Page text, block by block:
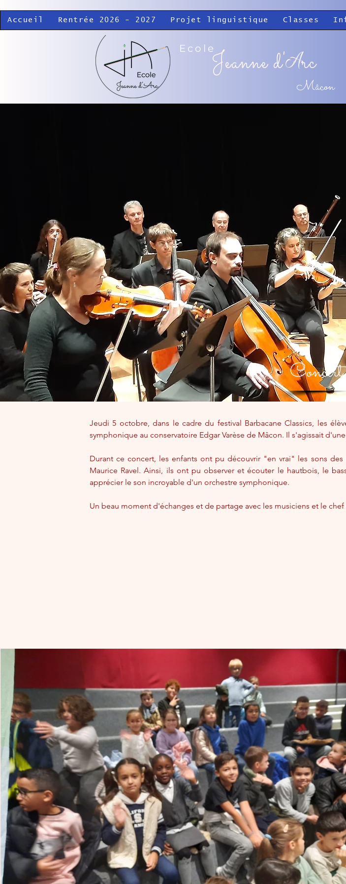
Accueil Rentrée 2026 - 2027 Projet linguistique Classes
Jeanne d'Arc
Ecole
Mâcon
Concert
Jeudi 5 octobre, dans le cadre du festival Barbacane Classics, les
symphonique au conservatoire Edgar Varèse de Mâcon. Il s'agissait
Durant ce concert, les enfants ont pu découvrir "en vrai" les sons
Maurice Ravel. Ainsi, ils ont pu observer et écouter le hautbois, le
apprécier le son incroyable d'un orchestre symphonique.
Un beau moment d'échanges et de partage avec les musiciens et le